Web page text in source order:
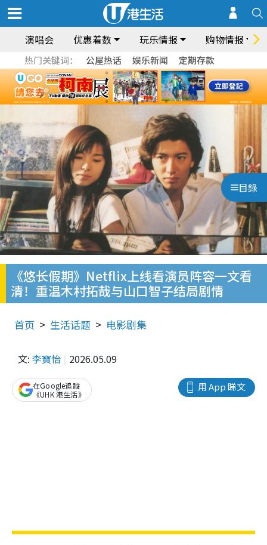
演唱会 优惠着数 玩乐情报 购物情报
热门关键词： 公屋热话 娱乐新闻 定期存款
目錄
《悠长假期》Netflix上线看演员阵容一文看
清！重温木村拓哉与山口智子结局剧情
首页 生活话题 电影剧集
文: 李寶怡 2026.05.09
用 App 睇文
在Google追蹤
《UHK 港生活》